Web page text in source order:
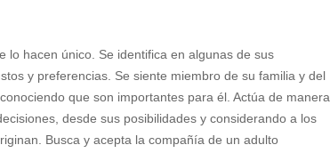
lo hacen único. Se identifica en algunas de sus
y preferencias. Se siente miembro de su familia y del
que son importantes para él. Actúa de manera
desde sus posibilidades y considerando a los
Busca y acepta la compañía de un adulto